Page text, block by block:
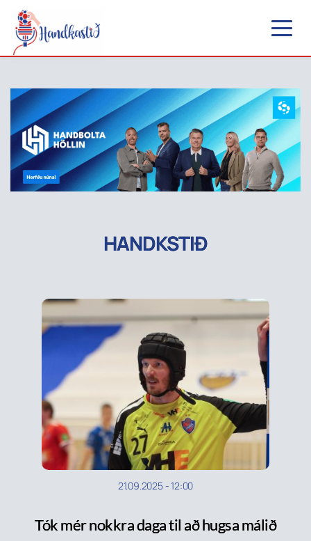
HANDKSTIÐ
21.09.2025-12:00
Tók mér nokkra daga til að hugsa málið